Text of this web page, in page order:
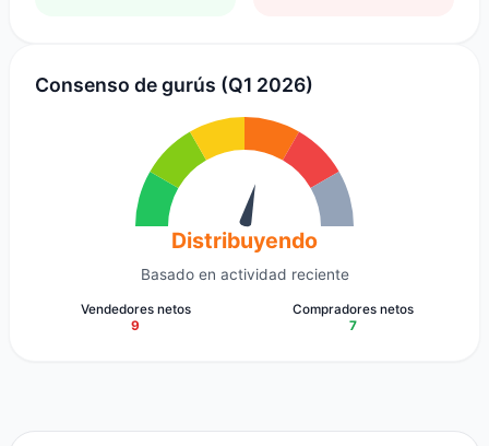
Consenso de gurús (Q1 2026)
Distribuyendo
Basado en actividad reciente
Vendedores netos
9
Compradores netos
7